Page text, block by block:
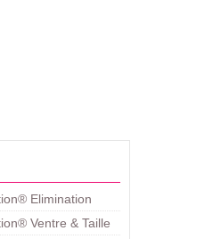
Elimination
Ventre & Taille